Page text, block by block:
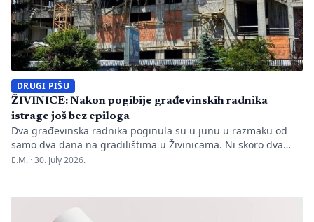
DRUGI PIŠU
ŽIVINICE: Nakon pogibije građevinskih radnika
istrage još bez epiloga
Dva građevinska radnika poginula su u junu u razmaku od
samo dva dana na gradilištima u Živinicama. Ni skoro dva
mjeseca kasnije javnosti nisu poznati uzroci nesreća, niti je
Mahmutović Dok Tužilaštvo Tuzlanskog kantona sprovodi
istrage, odgovornost […]
E.M. ·30. July 2026.